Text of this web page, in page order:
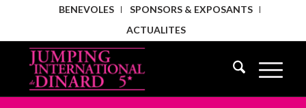
BENEVOLES
SPONSORS & EXPOSANTS
ACTUALITES